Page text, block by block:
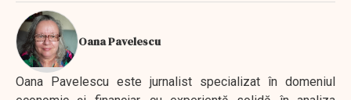
Oana Pavelescu
Oana Pavelescu este jurnalist specializat în domeniul